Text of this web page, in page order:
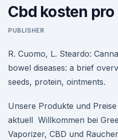
Cbd kosten
PUBLISHER
R. Cuomo, L. Steardo:
bowel diseases: a brief
seeds, protein, ointments.
Unsere Produkte und
aktuell Willkommen bei
Vaporizer, CBD und